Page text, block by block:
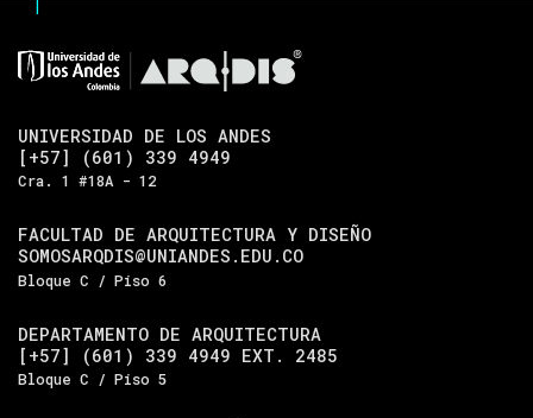
UNIVERSIDAD DE LOS ANDES
[+57] (601) 339 4949
Cra. 1 #18A - 12
FACULTAD DE ARQUITECTURA Y DISEÑO
SOMOSARQDIS@UNIANDES.EDU.CO
Bloque C / Piso 6
DEPARTAMENTO DE ARQUITECTURA
[+57] (601) 339 4949 EXT. 2485
Bloque C / Piso 5